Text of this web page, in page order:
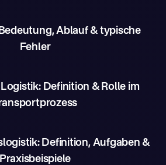
Ablauf & typische
Fehler
Definition & Rolle im
Definition, Aufgaben &
Praxisbeispiele